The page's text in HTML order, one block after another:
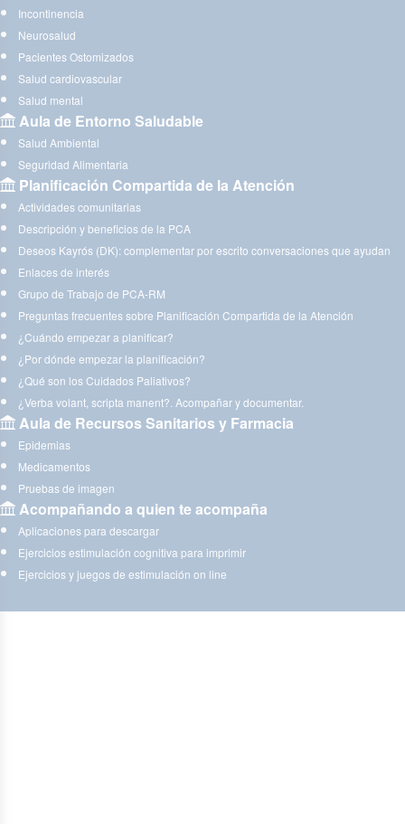
Incontinencia
Neurosalud
Pacientes Ostomizados
Salud cardiovascular
Salud mental
Aula de Entorno Saludable
Salud Ambiental
Seguridad Alimentaria
Planificación Compartida de la Atención
Actividades comunitarias
Descripción y beneficios de la PCA
Deseos Kayrós (DK): complementar por escrito conversaciones que ayudan
Enlaces de interés
Grupo de Trabajo de PCA-RM
Preguntas frecuentes sobre Planificación Compartida de la Atención
¿Cuándo empezar a planificar?
¿Por dónde empezar la planificación?
¿Qué son los Cuidados Paliativos?
¿Verba volant, scripta manent?. Acompañar y documentar.
Aula de Recursos Sanitarios y Farmacia
Epidemias
Medicamentos
Pruebas de imagen
Acompañando a quien te acompaña
Aplicaciones para descargar
Ejercicios estimulación cognitiva para imprimir
Ejercicios y juegos de estimulación on line